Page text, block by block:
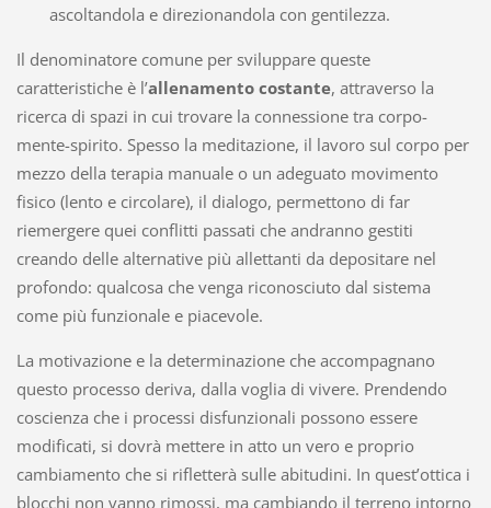
ascoltandola e direzionandola con gentilezza.
Il denominatore comune per sviluppare queste
caratteristiche è l’allenamento costante, attraverso la
ricerca di spazi in cui trovare la connessione tra corpo-
mente-spirito. Spesso la meditazione, il lavoro sul corpo per
mezzo della terapia manuale o un adeguato movimento
fisico (lento e circolare), il dialogo, permettono di far
riemergere quei conflitti passati che andranno gestiti
creando delle alternative più allettanti da depositare nel
profondo: qualcosa che venga riconosciuto dal sistema
come più funzionale e piacevole.
La motivazione e la determinazione che accompagnano
questo processo deriva, dalla voglia di vivere. Prendendo
coscienza che i processi disfunzionali possono essere
modificati, si dovrà mettere in atto un vero e proprio
cambiamento che si rifletterà sulle abitudini. In quest’ottica i
blocchi non vanno rimossi, ma cambiando il terreno intorno